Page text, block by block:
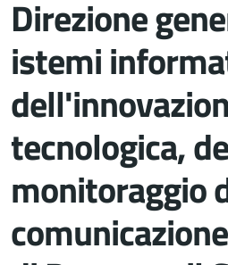
Direzione
istemi
tecnologica,
monitoraggio